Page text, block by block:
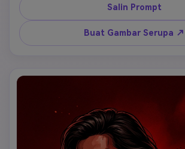
distorsi; pertahankan siluet heroik
komposisi sentral; ubah adegan
merah–hitam kontras ekstrem tinggi
minimal; tambahkan cakram matahari
pekat dengan tekstur butiran dan asap
bayangan bergaya komik yang tebal,
bayangan hitam pekat, cahaya tepi
halftone; tingkatkan garis rahang, tulang
Salin Prompt
Buat Gambar Serupa ↗